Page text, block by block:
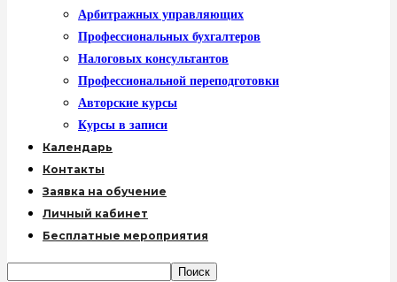
Арбитражных управляющих
Профессиональных бухгалтеров
Налоговых консультантов
Профессиональной переподготовки
Авторские курсы
Курсы в записи
Календарь
Контакты
Заявка на обучение
Личный кабинет
Бесплатные мероприятия